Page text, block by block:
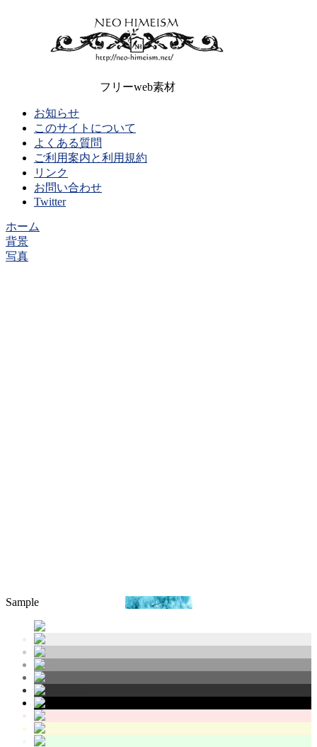
フリーweb素材
お知らせ
このサイトについて
よくある質問
ご利用案内と利用規約
リンク
お問い合わせ
Twitter
ホーム
背景
写真
Sample